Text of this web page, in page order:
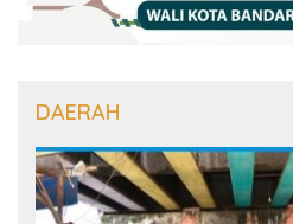
DAERAH